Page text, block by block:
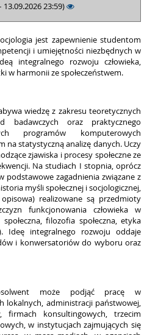
13.09.2026 23:59)
jest zapewnienie studentom
i umiejętności niezbędnych w
integralnego rozwoju człowieka,
w harmonii ze społeczeństwem.
wiedzę z zakresu teoretycznych
badawczych oraz praktycznego
programów komputerowych
na statystyczną analizę danych. Uczy
zjawiska i procesy społeczne ze
Na studiach I stopnia, oprócz
podstawowe zagadnienia związane z
myśli społecznej i socjologicznej,
realizowane są przedmioty
funkcjonowania człowieka w
filozofia społeczna, etyka
Ideę integralnego rozwoju oddaje
i konwersatoriów do wyboru oraz
może podjąć pracę w
lokalnych, administracji państwowej,
konsultingowych, trzecim
w instytucjach zajmujących się